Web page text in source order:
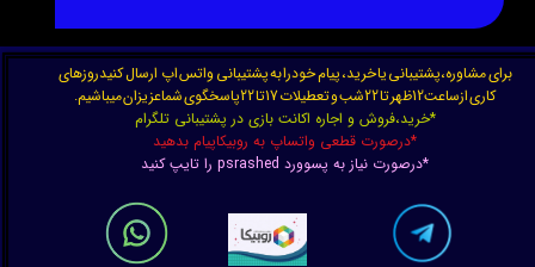
★★★★★
★★
برای مشاوره،پشتیبانی یا خرید، پیام خودرا به پشتیبانی واتس اپ ارسال کنیدروزهای
کاری ازساعت12ظهر تا 22شب و تعطیلات 17تا 22پاسخگوی شماعزیزان میباشیم.
*خرید،فروش و اجاره اکانت بازی در پشتیبانی تلگرام
*درصورت قطعی واتساپ به روبیکاپیام بدهید
*درصورت نیاز به پسوورد psrashed را تایپ کنید